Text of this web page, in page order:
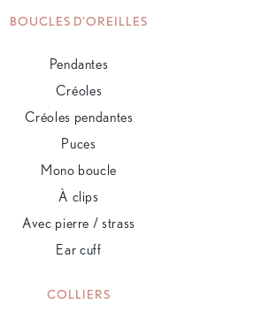
BOUCLES D'OREILLES
Pendantes
Créoles
Créoles pendantes
Puces
Mono boucle
À clips
Avec pierre / strass
Ear cuff
COLLIERS